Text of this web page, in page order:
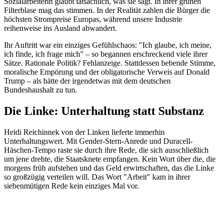
Filterblase mag das stimmen. In der Realität zahlen die Bürger die
höchsten Strompreise Europas, während unsere Industrie
reihenweise ins Ausland abwandert.
Ihr Auftritt war ein einziges Gefühlschaos: "Ich glaube, ich meine,
ich finde, ich frage mich" – so begannen erschreckend viele ihrer
Sätze. Rationale Politik? Fehlanzeige. Stattdessen bebende Stimme,
moralische Empörung und der obligatorische Verweis auf Donald
Trump – als hätte der irgendetwas mit dem deutschen
Bundeshaushalt zu tun.
Die Linke: Unterhaltung statt Substanz
Heidi Reichinnek von der Linken lieferte immerhin
Unterhaltungswert. Mit Gender-Stern-Anrede und Duracell-
Häschen-Tempo raste sie durch ihre Rede, die sich ausschließlich
um jene drehte, die Staatsknete empfangen. Kein Wort über die, die
morgens früh aufstehen und das Geld erwirtschaften, das die Linke
so großzügig verteilen will. Das Wort "Arbeit" kam in ihrer
siebenmütigen Rede kein einziges Mal vor.